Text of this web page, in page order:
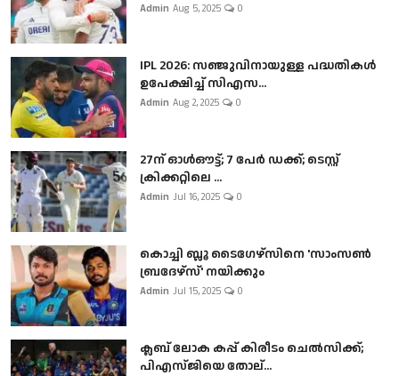
Admin Aug 5, 2025 0
IPL 2026: സഞ്ജുവിനായുള്ള പദ്ധതികൾ
ഉപേക്ഷിച്ച് സിഎസ...
Admin Aug 2, 2025 0
27ന് ഓൾഔട്ട്; 7 പേർ ഡക്ക്; ടെസ്റ്റ്
ക്രിക്കറ്റിലെ ...
Admin Jul 16, 2025 0
കൊച്ചി ബ്ലൂ ടൈഗേഴ്സിനെ 'സാംസൺ
ബ്രദേഴ്സ്' നയിക്കും
Admin Jul 15, 2025 0
ക്ലബ് ലോക കപ്പ് കിരീടം ചെല്‍സിക്ക്;
പിഎസ്ജിയെ തോല്...